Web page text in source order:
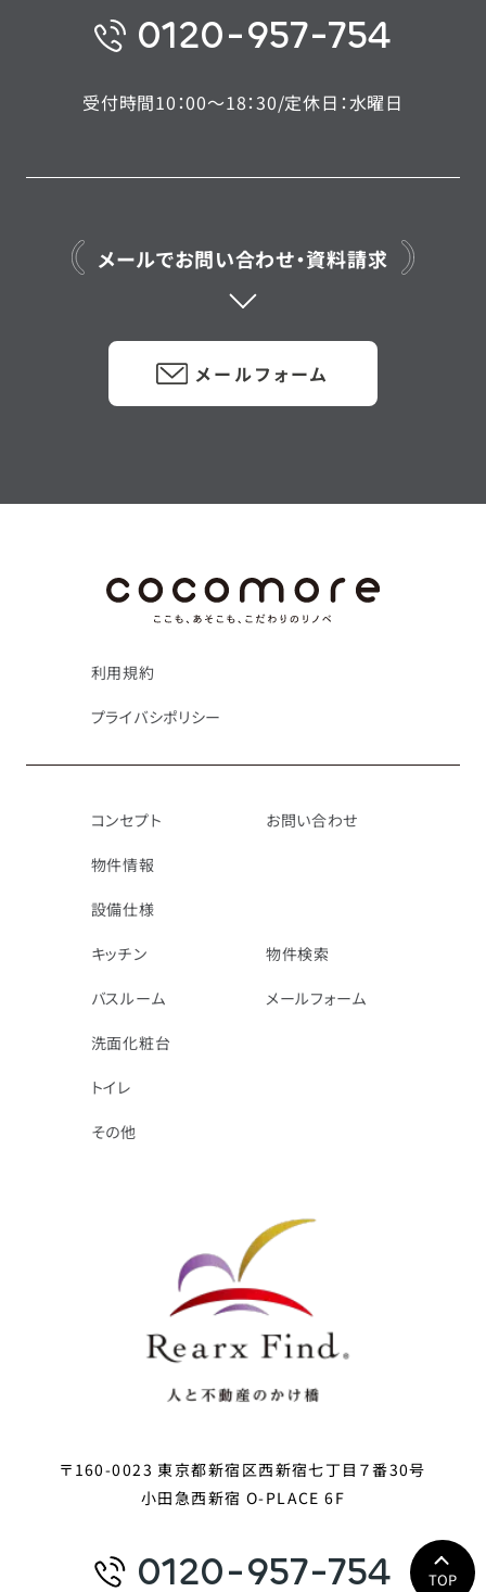
TOP
0120-957-754
受付時間10：00〜18：30/定休日：水曜日
メールでお問い合わせ・資料請求
メールフォーム
利用規約
プライバシポリシー
コンセプト
物件情報
設備仕様
お問い合わせ
キッチン
バスルーム
洗面化粧台
トイレ
その他
物件検索
メールフォーム
〒160-0023 東京都新宿区西新宿七丁目７番30号
小田急西新宿 O-PLACE 6F
0120-957-754